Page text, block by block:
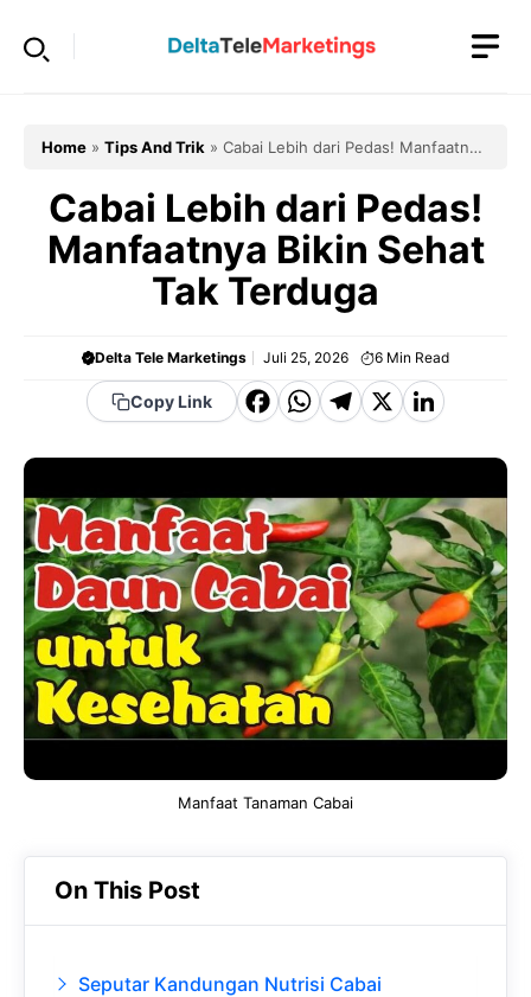
Home » Tips And Trik » Cabai Lebih dari Pedas! Manfaatnya
Cabai Lebih dari Pedas!
Manfaatnya Bikin Sehat
Tak Terduga
Delta Tele Marketings Juli 25, 2026 6 Min Read
Copy Link
F
e
b
o
o
k
W
t
s
A
p
p
T
g
r
a
m
X Li
e
d
In
Manfaat Tanaman Cabai
On This Post
Seputar Kandungan Nutrisi Cabai